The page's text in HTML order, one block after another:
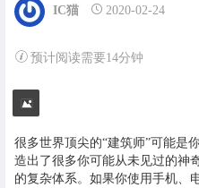
IC猫 2020-02-24
预计阅读需要14分钟
很多世界顶尖的“建筑师”可能是
造出了很多你可能从未见过的神
的复杂体系。如果你使用手机、